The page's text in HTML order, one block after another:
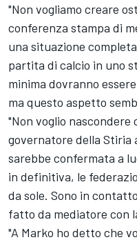
"Non vogliamo creare
conferenza stampa di
una situazione
partita di calcio in uno
minima dovranno
ma questo aspetto
"Non voglio
governatore della Stiria
sarebbe confermata a
in definitiva, le
da sole. Sono in
fatto da mediatore con
"A Marko ho detto che